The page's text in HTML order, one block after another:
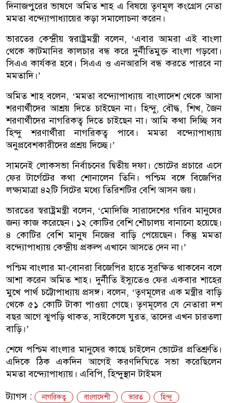
দিনাজপুরের ভাষণে অমিত শাহ এ বিষয়ে তৃণমূল কংগ্রেস নেতা
মমতা বন্দ্যোপাধ্যায়ের কড়া সমালোচনা করেন।
ভারতের কেন্দ্রীয় স্বরাষ্ট্রমন্ত্রী বলেন, ‘এবার আমরা এই বাংলা
থেকে কাটমানির কালচার বন্ধ করে দুর্নীতিমুক্ত বাংলা গড়বো।
সিএএ কার্যকর হবে। সিএএ ও এনআরসি বন্ধ করতে পারবে না
মমতাদি।’
অমিত শাহ বলেন, ‘মমতা বন্দ্যোপাধ্যায় বাংলাদেশ থেকে আসা
শরণার্থীদের আশ্রয় দিতে চাইছেন না। হিন্দু, বৌদ্ধ, শিখ, জৈন
শরণার্থীদের নাগরিকত্ব দিতে চাইছেন না। আমি কথা দিচ্ছি সব
হিন্দু শরণার্থীরা নাগরিকত্ব পাবে। মমতা বন্দ্যোপাধ্যায়
অনুপ্রবেশকারীদের প্রশ্রয় দিচ্ছে।’
সামনেই লোকসভা নির্বাচনের দ্বিতীয় দফা। ভোটের প্রচারে এসে
ফের টার্গেটের কথা শোনালেন তিনি। পশ্চিম বঙ্গে বিজেপির
লক্ষ্যমাত্রা ৪২টি সিটের মধ্যে তিরিশটির বেশি আসন জয়।
ভারতের স্বরাষ্ট্রমন্ত্রী বলেন, ‘মোদিজি সারাদেশের গরিব মানুষের
জন্য কাজ করেছেন। ১২ কোটির বেশি শৌচালয় বানানো হয়েছে।
৪ কোটির বেশি মানুষ নিজের বাড়ি পেয়েছেন। কিন্তু মমতা
বন্দ্যোপাধ্যায় কেন্দ্রীয় প্রকল্প এখানে আসতে দেন না।’
পশ্চিম বাংলার মা-বোনরা বিজেপির হাতে সুরক্ষিত থাকবেন বলে
আশা করেন অমিত শাহ। দুর্নীতি ইস্যুতেও ফের একবার শাহের
মুখে পার্থ চট্টোপাধ্যায় প্রসঙ্গ। বলেন, ‘তৃণমূলের এক মন্ত্রীর বাড়ি
থেকে ৫১ কোটি টাকা পাওয়া গেছে। তৃণমূলের যে নেতারা দশ
বছর আগে ঝুপড়ি থাকত, সাইকেলে ঘুরত, তাদের এখন চারতলা
বাড়ি।’
শেষে পশ্চিম বাংলার মানুষের কাছে চাইলেন ভোটের প্রতিশ্রুতি।
এদিকে ঠিক একদিন আগেই করণদিঘিতে সভা করেছিলেন
মমতা বন্দ্যোপাধ্যায়। এবিপি, হিন্দুস্থান টাইমস
ট্যাগস :
নাগরিকত্ব বাংলাদেশী ভারত হিন্দু